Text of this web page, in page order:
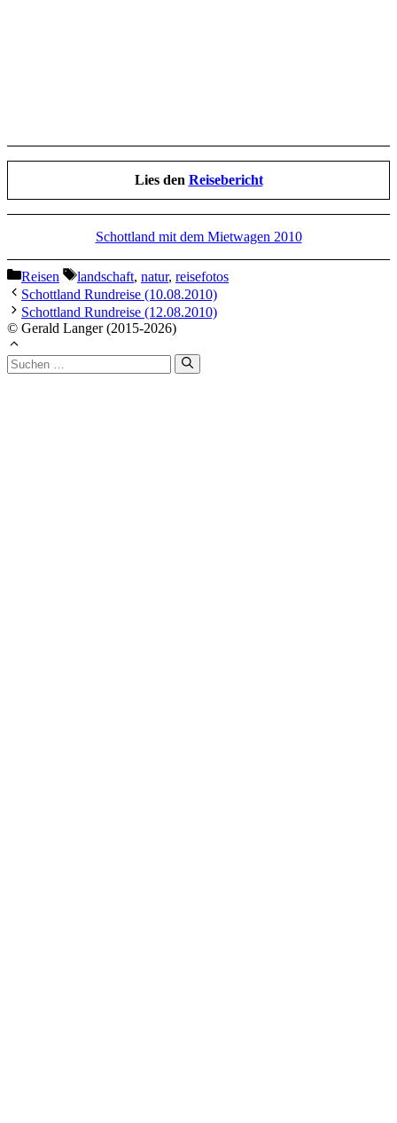
Lies den Reisebericht
Schottland mit dem Mietwagen 2010
Kategorien
Reisen Schlagwörter
landschaft, natur, reisefotos
Schottland Rundreise (10.08.2010)
Schottland Rundreise (12.08.2010)
© Gerald Langer (2015-2026)
Suchen
nach: